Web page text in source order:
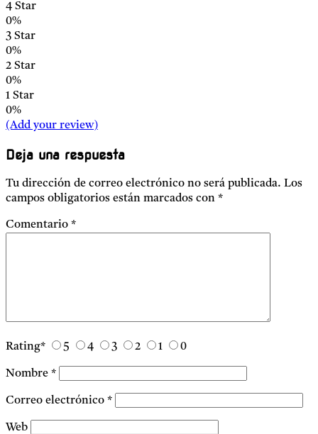
4 Star
0%
3 Star
0%
2 Star
0%
1 Star
0%
(Add your review)
Deja una respuesta
Tu dirección de correo electrónico no será publicada. Los
campos obligatorios están marcados con *
Comentario *
Rating* 5 4 3 2 1 0
Nombre *
Correo electrónico *
Web